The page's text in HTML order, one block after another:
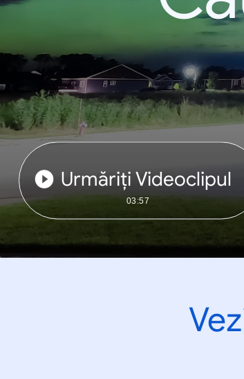
Urmăriți Videoclipul
03:57